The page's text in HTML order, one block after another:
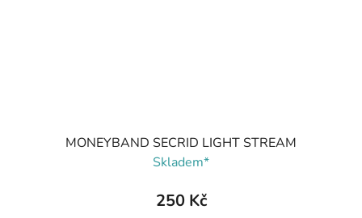
MONEYBAND SECRID LIGHT STREAM
Skladem*
250 Kč